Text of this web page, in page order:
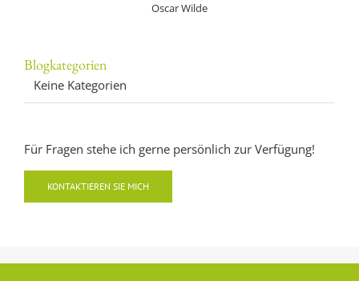
Oscar Wilde
Blogkategorien
Keine Kategorien
Für Fragen stehe ich gerne persönlich zur Verfügung!
KONTAKTIEREN SIE MICH